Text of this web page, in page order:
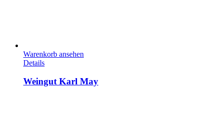
Warenkorb ansehen
Details
Weingut Karl May